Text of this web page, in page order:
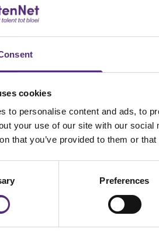
cookies
to personalise content and ads, to
your use of our site with our
that you’ve provided to them or
Preferences
psychische hulp en
Nederland en geen
ontwikkelplan
tot bloei.
Snel
Locaties
Hulp bij